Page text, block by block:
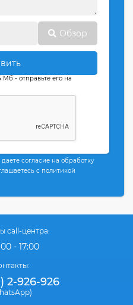
Обзор
- отправьте его на
согласие на обработку
с политикой
call-центра:
- 17:00
2-926-926